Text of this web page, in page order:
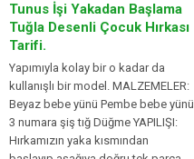
Tunus İşi Yakadan Başlama
Tuğla Desenli Çocuk Hırkası
Tarifi.
Yapımıyla kolay bir o kadar da
kullanışlı bir model. MALZEMELER:
Beyaz bebe yünü Pembe bebe yünü
3 numara şiş tığ Düğme YAPILIŞI:
Hırkamızın yaka kısmından